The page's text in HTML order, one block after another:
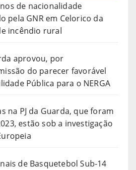
de nacionalidade
pela GNR em Celorico da
incêndio rural
aprovou, por
do parecer favorável
Pública para o NERGA
na PJ da Guarda, que foram
estão sob a investigação
de Basquetebol Sub-14